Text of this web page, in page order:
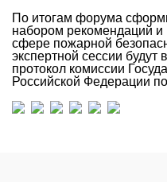
По итогам форума
набором рекомендаций
сфере пожарной
экспертной сессии
протокол комиссии
Российской Федерации